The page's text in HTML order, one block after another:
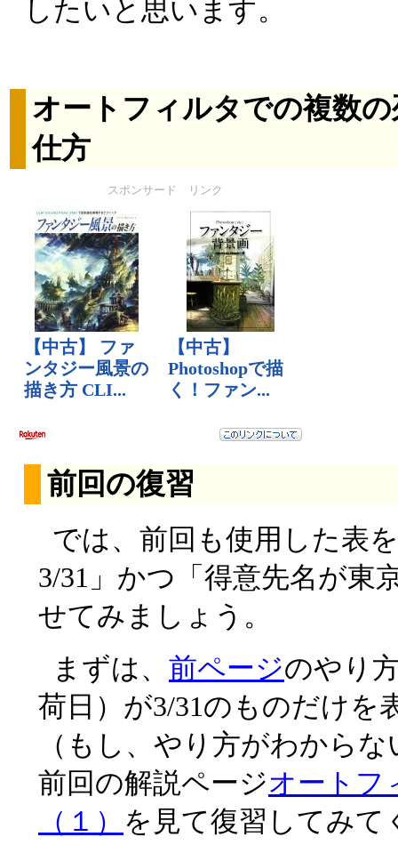
したいと思います。
オートフィルタでの複数
仕方
スポンサード リンク
前回の復習
では、前回も使用した表
3/31」かつ「得意先名が東
せてみましょう。
まずは、 前ページのやり
荷日）が3/31のものだけを
（もし、やり方がわから
前回の解説ページオートフ
（１） を見て復習してみて